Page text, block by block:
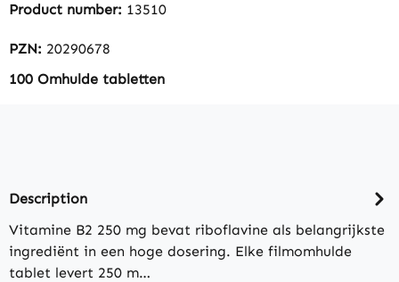
Product number: 13510
PZN: 20290678
100 Omhulde tabletten
Description
Vitamine B2 250 mg bevat riboflavine als belangrijkste
ingrediënt in een hoge dosering. Elke filmomhulde
tablet levert 250 m…